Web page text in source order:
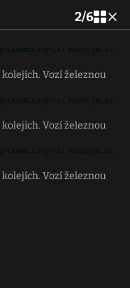
2/6
Vozí železnou
Vozí železnou
Vozí železnou